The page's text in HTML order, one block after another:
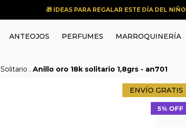
🎁 IDEAS PARA REGALAR ESTE DÍA DEL NIÑO
ANTEOJOS PERFUMES MARROQUINERÍA
Solitario . Anillo oro 18k solitario 1,8grs - an701
ENVÍO GRATIS
5% OFF